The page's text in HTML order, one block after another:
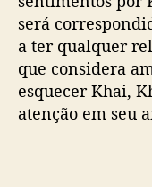
será
a ter qualquer
que considera
esquecer Khai,
atenção em seu